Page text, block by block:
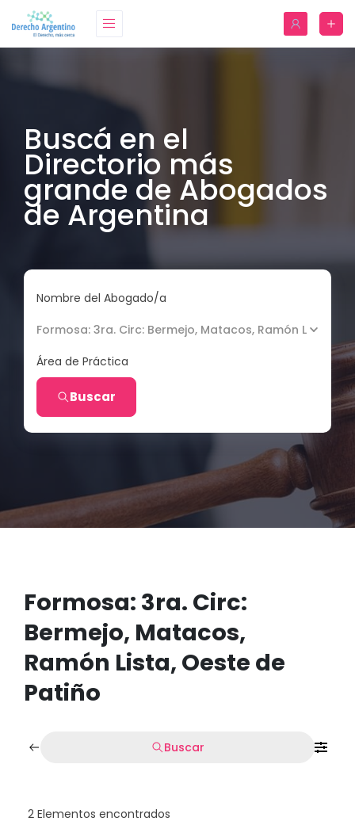
Buscá en el
Directorio más
grande de Abogados
de Argentina
Nombre del Abogado/a
Formosa: 3ra. Circ: Bermejo, Matacos, Ramón Lista,
Área de Práctica
Buscar
Formosa: 3ra. Circ:
Bermejo, Matacos,
Ramón Lista, Oeste de
Patiño
Buscar
2 Elementos encontrados